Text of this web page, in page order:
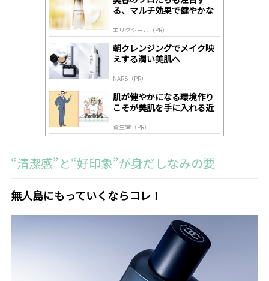
る、マルチ効果で健やかな
エリクシール（PR）
朝クレンジングでメイク映
えする潤い美肌へ
NARS（PR）
肌が健やかになる環境作り
こそが美肌を手に入れる近
資生堂（PR）
“清潔感”と“好印象”が身だしなみの要
無人島にもっていくならコレ！